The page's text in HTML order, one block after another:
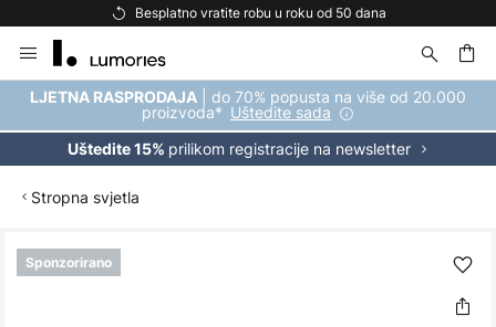
Besplatno vratite robu u roku od 50 dana
to
Content
LJETNA RASPRODAJA | do 70% popusta na više od 20.000
proizvoda* Uštedite sada
Uštedite 15% prilikom registracije na newsletter
Stropna svjetla
Sponzorirano
Skip
to